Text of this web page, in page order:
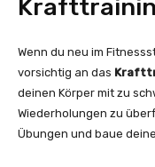
Wenn du neu im
vorsichtig an das
deinen Körper mit zu
Wiederholungen zu
Übungen und baue